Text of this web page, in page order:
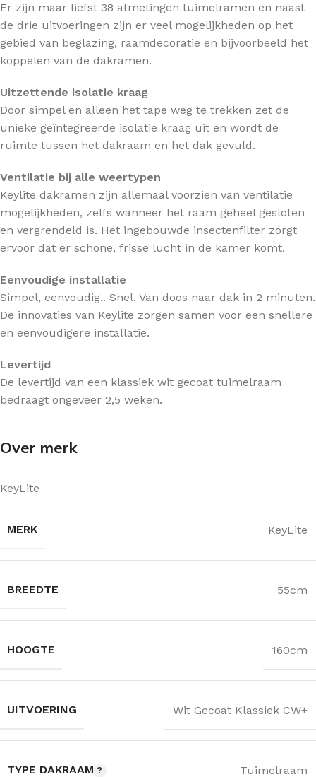
Er zijn maar liefst 38 afmetingen tuimelramen en naast
de drie uitvoeringen zijn er veel mogelijkheden op het
gebied van beglazing, raamdecoratie en bijvoorbeeld het
koppelen van de dakramen.
Uitzettende isolatie kraag
Door simpel en alleen het tape weg te trekken zet de
unieke geïntegreerde isolatie kraag uit en wordt de
ruimte tussen het dakraam en het dak gevuld.
Ventilatie bij alle weertypen
Keylite dakramen zijn allemaal voorzien van ventilatie
mogelijkheden, zelfs wanneer het raam geheel gesloten
en vergrendeld is. Het ingebouwde insectenfilter zorgt
ervoor dat er schone, frisse lucht in de kamer komt.
Eenvoudige installatie
Simpel, eenvoudig.. Snel. Van doos naar dak in 2 minuten.
De innovaties van Keylite zorgen samen voor een snellere
en eenvoudigere installatie.
Levertijd
De levertijd van een klassiek wit gecoat tuimelraam
bedraagt ongeveer 2,5 weken.
Over merk
KeyLite
MERK KeyLite
BREEDTE 55cm
HOOGTE 160cm
UITVOERING Wit Gecoat Klassiek CW+
TYPE DAKRAAM Tuimelraam